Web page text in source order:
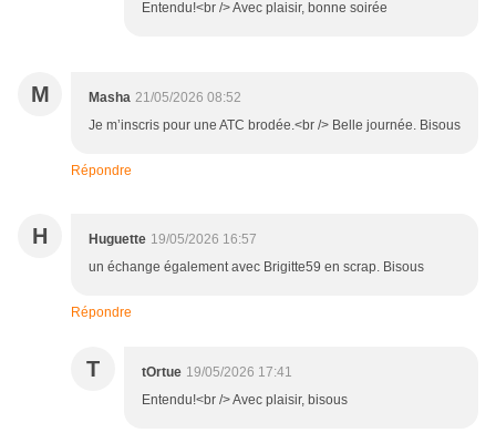
Entendu!<br /> Avec plaisir, bonne soirée
M Masha 21/05/2026 08:52
Je m’inscris pour une ATC brodée.<br /> Belle journée. Bisous
Répondre
H Huguette 19/05/2026 16:57
un échange également avec Brigitte59 en scrap. Bisous
Répondre
T tOrtue 19/05/2026 17:41
Entendu!<br /> Avec plaisir, bisous